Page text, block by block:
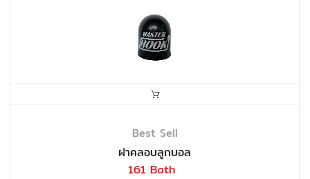
Best Sell
ฝาคลอบลูกบอล
161 Bath